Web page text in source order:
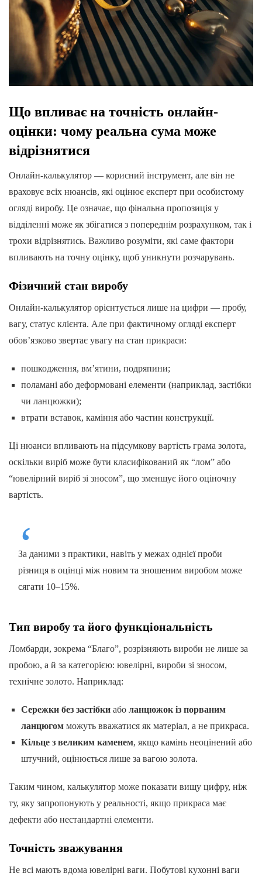
Що впливає на точність онлайн-
оцінки: чому реальна сума може
відрізнятися
Онлайн-калькулятор — корисний інструмент, але він не
враховує всіх нюансів, які оцінює експерт при особистому
огляді виробу. Це означає, що фінальна пропозиція у
відділенні може як збігатися з попереднім розрахунком, так і
трохи відрізнятись. Важливо розуміти, які саме фактори
впливають на точну оцінку, щоб уникнути розчарувань.
Фізичний стан виробу
Онлайн-калькулятор орієнтується лише на цифри — пробу,
вагу, статус клієнта. Але при фактичному огляді експерт
обов’язково звертає увагу на стан прикраси:
пошкодження, вм’ятини, подряпини;
поламані або деформовані елементи (наприклад, застібки
чи ланцюжки);
втрати вставок, каміння або частин конструкції.
Ці нюанси впливають на підсумкову вартість грама золота,
оскільки виріб може бути класифікований як “лом” або
“ювелірний виріб зі зносом”, що зменшує його оціночну
вартість.
За даними з практики, навіть у межах однієї проби
різниця в оцінці між новим та зношеним виробом може
сягати 10–15%.
Тип виробу та його функціональність
Ломбарди, зокрема “Благо”, розрізняють вироби не лише за
пробою, а й за категорією: ювелірні, вироби зі зносом,
технічне золото. Наприклад:
Сережки без застібкиабо ланцюжок із порваним
ланцюгомможуть вважатися як матеріал, а не прикраса.
Кільце з великим каменем, якщо камінь неоцінений або
штучний, оцінюється лише за вагою золота.
Таким чином, калькулятор може показати вищу цифру, ніж
ту, яку запропонують у реальності, якщо прикраса має
дефекти або нестандартні елементи.
Точність зважування
Не всі мають вдома ювелірні ваги. Побутові кухонні ваги